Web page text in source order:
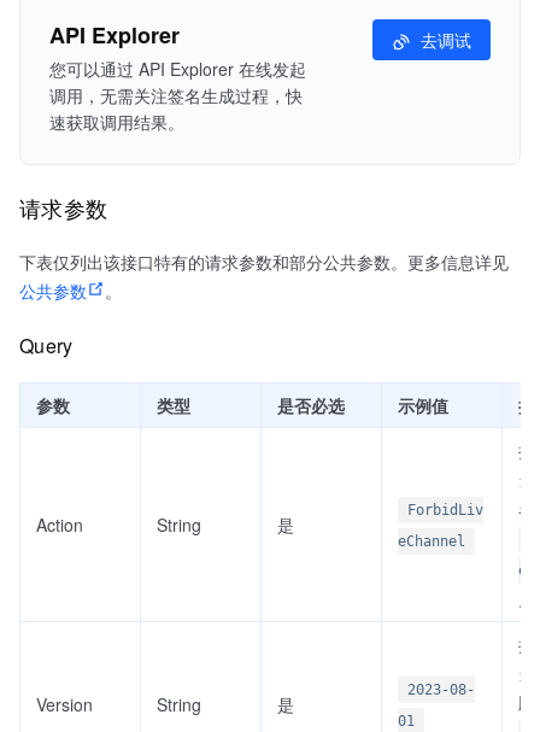
API Explorer
您可以通过 API Explorer 在线发起
调用，无需关注签名生成过程，快
速获取调用结果。
去调试
请求参数
下表仅列出该接口特有的请求参数和部分公共参数。更多信息详见
公共参数
。
Query
参数 类型 是否必选 示例值 描
Action String 是
ForbidLiv
eChannel
接
名
。
Version String 是
2023-08-
01
接